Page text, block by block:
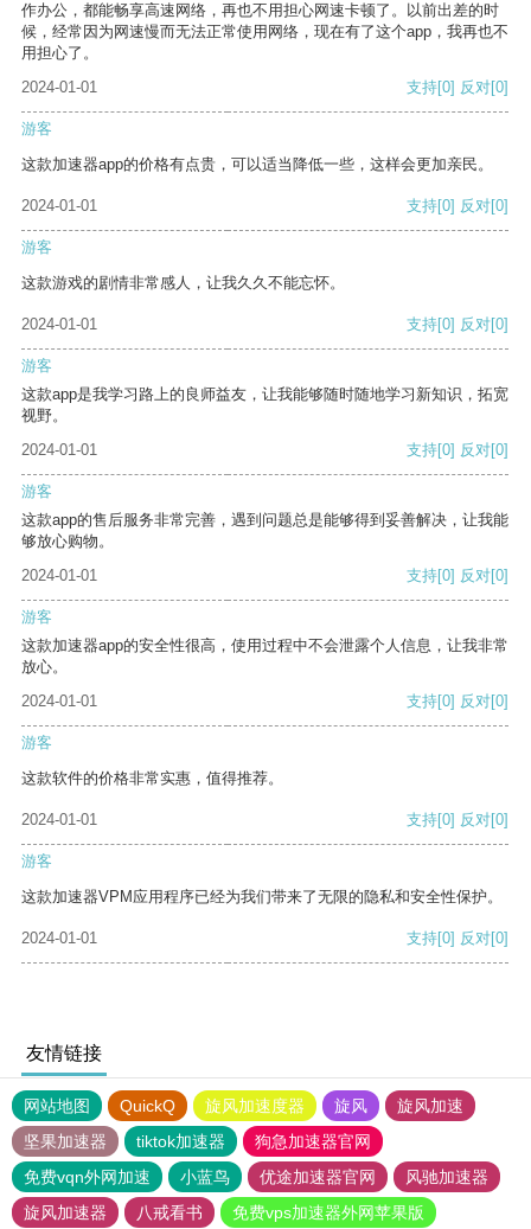
作办公，都能畅享高速网络，再也不用担心网速卡顿了。以前出差的时
候，经常因为网速慢而无法正常使用网络，现在有了这个app，我再也不
用担心了。
2024-01-01
支持[0] 反对[0]
游客
这款加速器app的价格有点贵，可以适当降低一些，这样会更加亲民。
2024-01-01 支持[0] 反对[0]
游客
这款游戏的剧情非常感人，让我久久不能忘怀。
2024-01-01 支持[0] 反对[0]
游客
这款app是我学习路上的良师益友，让我能够随时随地学习新知识，拓宽
视野。
2024-01-01
支持[0] 反对[0]
游客
这款app的售后服务非常完善，遇到问题总是能够得到妥善解决，让我能
够放心购物。
2024-01-01
支持[0] 反对[0]
游客
这款加速器app的安全性很高，使用过程中不会泄露个人信息，让我非常
放心。
2024-01-01
支持[0] 反对[0]
游客
这款软件的价格非常实惠，值得推荐。
2024-01-01 支持[0] 反对[0]
游客
这款加速器VPM应用程序已经为我们带来了无限的隐私和安全性保护。
2024-01-01 支持[0] 反对[0]
友情链接
网站地图 QuickQ 旋风加速度器 旋风
旋风加速
坚果加速器
tiktok加速器
狗急加速器官网
免费vqn外网加速
小蓝鸟 优途加速器官网
风驰加速器
旋风加速器
八戒看书 免费vps加速器外网苹果版